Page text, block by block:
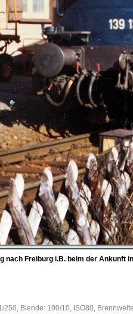
nach Freiburg i.B. beim der
Blende: 100/10, ISO80,